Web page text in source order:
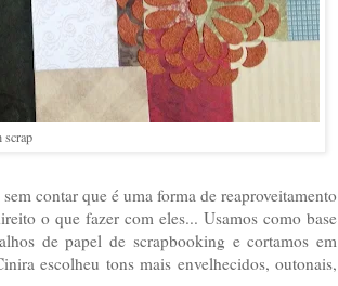
scrap
contar que é uma forma de reaproveitamento
o que fazer com eles... Usamos como base
de papel de scrapbooking e cortamos em
escolheu tons mais envelhecidos, outonais,